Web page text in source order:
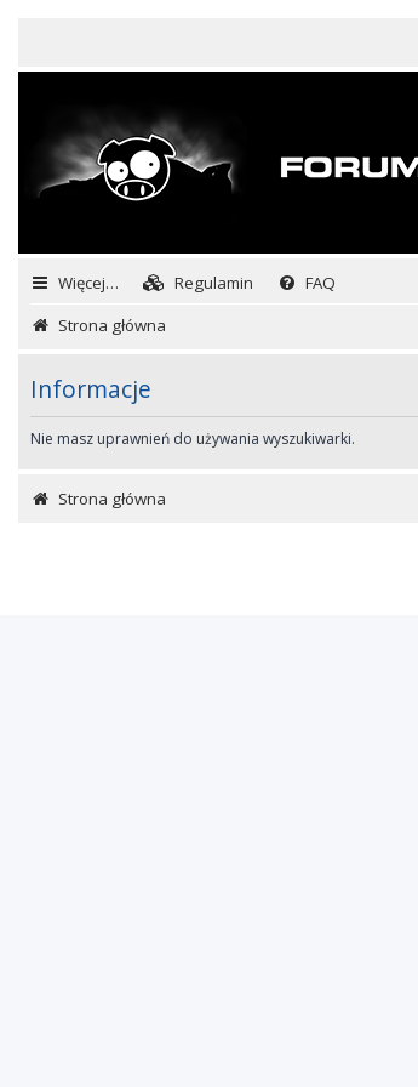
Więcej… Regulamin FAQ
Strona główna
Informacje
Nie masz uprawnień do używania wyszukiwarki.
Strona główna